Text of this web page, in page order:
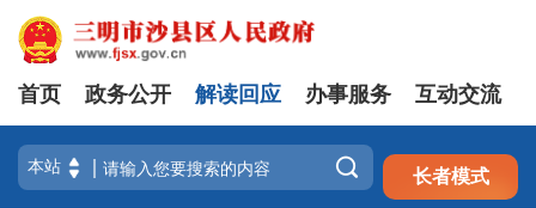
注册 登录
首页 政务公开 解读回应 办事服务 互动交流
 长者模式